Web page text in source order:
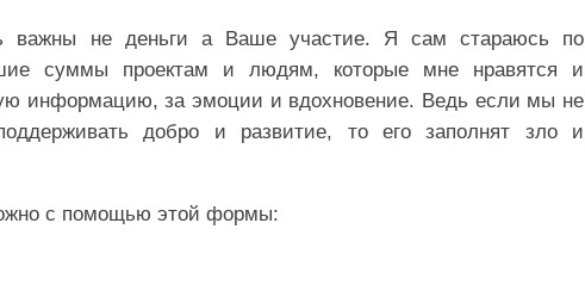
не деньги а Ваше участие. Я сам стараюсь по
суммы проектам и людям, которые мне нравятся и
информацию, за эмоции и вдохновение. Ведь если мы не
добро и развитие, то его заполнят зло и
с помощью этой формы: